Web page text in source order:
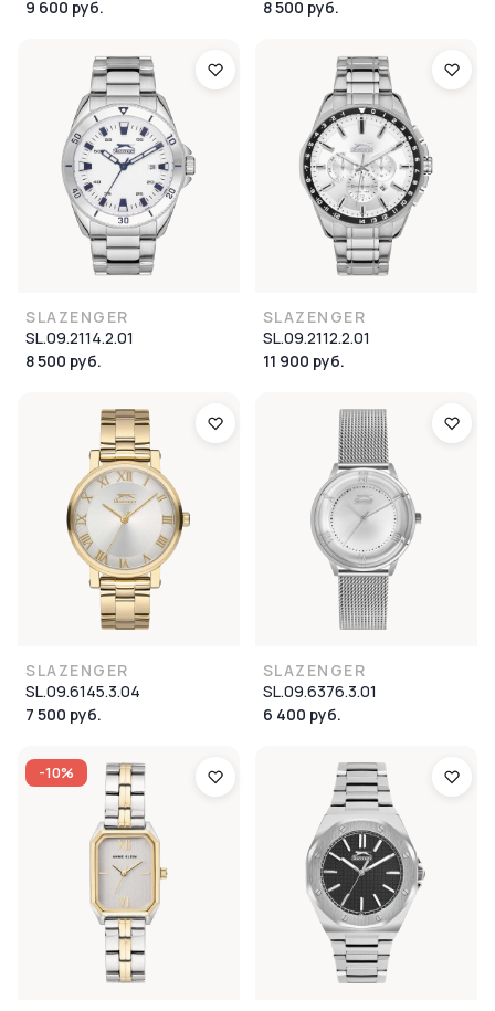
9 600 руб. 8 500 руб.
SLAZENGER
SL.09.2114.2.01
8 500 руб.
SLAZENGER
SL.09.2112.2.01
11 900 руб.
SLAZENGER
SL.09.6145.3.04
7 500 руб.
SLAZENGER
SL.09.6376.3.01
6 400 руб.
-10%